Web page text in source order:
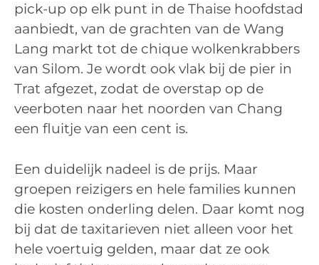
pick-up op elk punt in de Thaise hoofdstad
aanbiedt, van de grachten van de Wang
Lang markt tot de chique wolkenkrabbers
van Silom. Je wordt ook vlak bij de pier in
Trat afgezet, zodat de overstap op de
veerboten naar het noorden van Chang
een fluitje van een cent is.
Een duidelijk nadeel is de prijs. Maar
groepen reizigers en hele families kunnen
die kosten onderling delen. Daar komt nog
bij dat de taxitarieven niet alleen voor het
hele voertuig gelden, maar dat ze ook